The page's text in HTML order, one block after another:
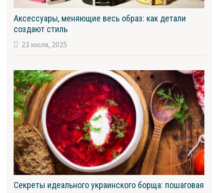
Аксессуары, меняющие весь образ: как детали
создают стиль
23 июля, 2025
Секреты идеального украинского борща: пошаговая